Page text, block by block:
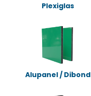
Plexiglas
Alupanel / Dibond